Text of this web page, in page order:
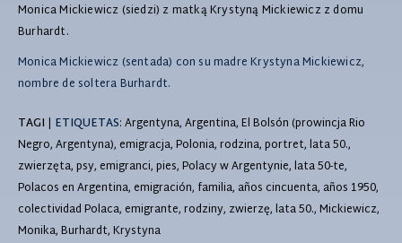
Monica Mickiewicz (siedzi) z matką Krystyną Mickiewicz z domu
Burhardt.
Monica Mickiewicz (sentada) con su madre Krystyna Mickiewicz,
nombre de soltera Burhardt.
TAGI | ETIQUETAS: Argentyna, Argentina, El Bolsón (prowincja Rio
Negro, Argentyna), emigracja, Polonia, rodzina, portret, lata 50.,
zwierzęta, psy, emigranci, pies, Polacy w Argentynie, lata 50-te,
Polacos en Argentina, emigración, familia, años cincuenta, años 1950,
colectividad Polaca, emigrante, rodziny, zwierzę, lata 50., Mickiewicz,
Monika, Burhardt, Krystyna